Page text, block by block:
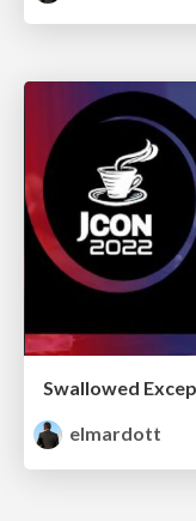
Swallowed
elmardott